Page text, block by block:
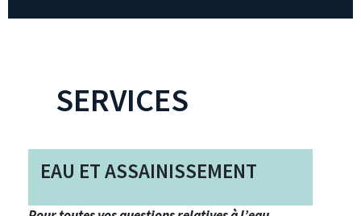
SERVICES
EAU ET ASSAINISSEMENT